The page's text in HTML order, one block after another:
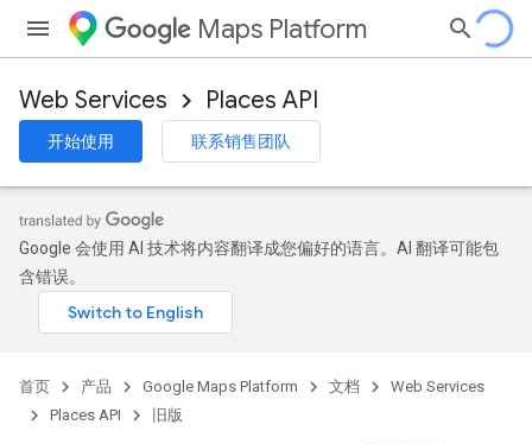
Maps Platform
Web Services Places API
开始使用 联系销售团队
Google 会使用 AI 技术将内容翻译成您偏好的语言。AI 翻译可能包
含错误。
首页 产品 Google Maps Platform 文档
Web Services
Places API
旧版